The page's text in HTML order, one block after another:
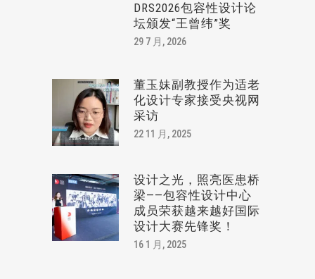
DRS2026包容性设计论
坛颁发“王曾纬”奖
29 7 月, 2026
董玉妹副教授作为适老
化设计专家接受央视网
采访
22 11 月, 2025
设计之光，照亮医患桥
梁——包容性设计中心
成员荣获越来越好国际
设计大赛先锋奖！
16 1 月, 2025